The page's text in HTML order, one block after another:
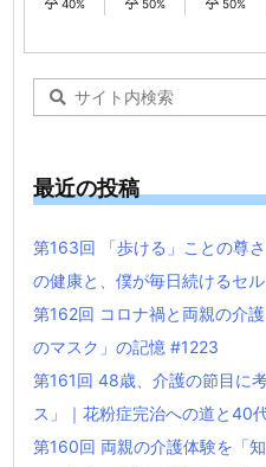
40% 50% 50%
最近の投稿
第163回 「歩ける」ことの尊
の健康と、僕が毎日続けるセ
第162回 コロナ禍と両親の介
のマスク」の記憶 #1223
第161回 48歳、介護の節目に
ス」｜花粉症完治への道と40
第160回 両親の介護体験を「